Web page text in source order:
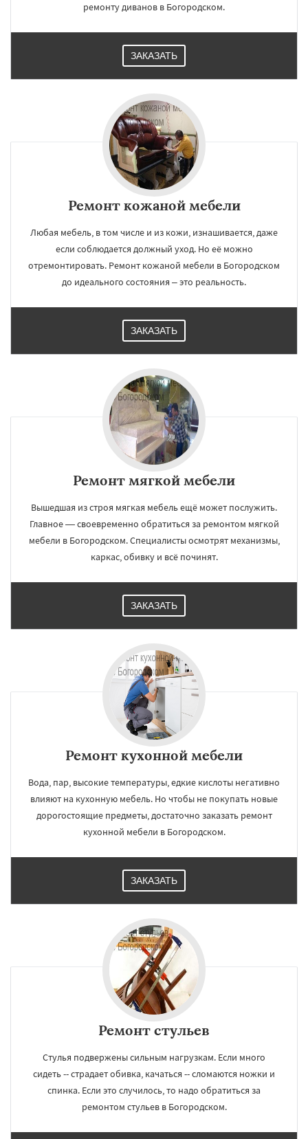
ремонту диванов в Богородском.
ЗАКАЗАТЬ
Ремонт кожаной мебели
Любая мебель, в том числе и из кожи, изнашивается, даже
если соблюдается должный уход. Но её можно
отремонтировать. Ремонт кожаной мебели в Богородском
до идеального состояния – это реальность.
ЗАКАЗАТЬ
Ремонт мягкой мебели
Вышедшая из строя мягкая мебель ещё может послужить.
Главное — своевременно обратиться за ремонтом мягкой
мебели в Богородском. Специалисты осмотрят механизмы,
каркас, обивку и всё починят.
ЗАКАЗАТЬ
Ремонт кухонной мебели
Вода, пар, высокие температуры, едкие кислоты негативно
влияют на кухонную мебель. Но чтобы не покупать новые
дорогостоящие предметы, достаточно заказать ремонт
кухонной мебели в Богородском.
ЗАКАЗАТЬ
Ремонт стульев
Стулья подвержены сильным нагрузкам. Если много
сидеть -- страдает обивка, качаться -- сломаются ножки и
спинка. Если это случилось, то надо обратиться за
ремонтом стульев в Богородском.